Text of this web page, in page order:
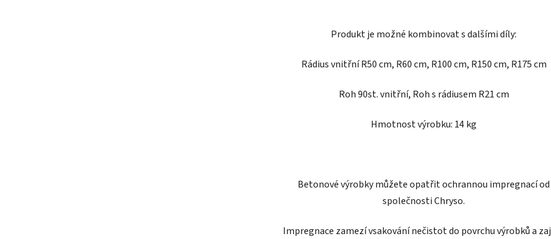
Produkt je možné kombinovat s dalšími díly:
Rádius vnitřní R50 cm, R60 cm, R100 cm, R150 cm, R175 cm
Roh 90st. vnitřní, Roh s rádiusem R21 cm
Hmotnost výrobku: 14 kg
Betonové výrobky můžete opatřitochrannou impregnacíod
společnostiChryso.
Impregnace zamezí vsakování nečistot do povrchu výrobků a